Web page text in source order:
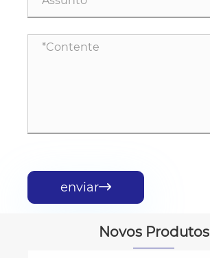
enviar
Novos Produtos